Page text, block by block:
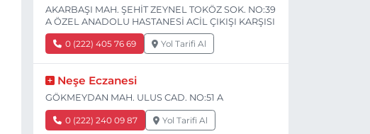
AKARBAŞI MAH. ŞEHİT ZEYNEL TOKÖZ SOK. NO:39
A ÖZEL ANADOLU HASTANESİ ACİL ÇIKIŞI KARŞISI
0 (222) 405 76 69 Yol Tarifi Al
Neşe Eczanesi
GÖKMEYDAN MAH. ULUS CAD. NO:51 A
0 (222) 240 09 87 Yol Tarifi Al